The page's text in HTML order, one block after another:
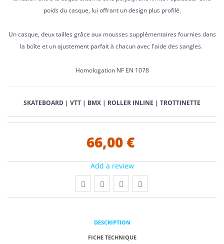
poids du casque, lui offrant un design plus profilé.
Un casque, deux tailles grâce aux mousses supplémentaires fournies dans
la boîte et un ajustement parfait à chacun avec l'aide des sangles.
Homologation NF EN 1078
SKATEBOARD | VTT | BMX | ROLLER INLINE | TROTTINETTE
66,00 €
Add a review
DESCRIPTION
FICHE TECHNIQUE